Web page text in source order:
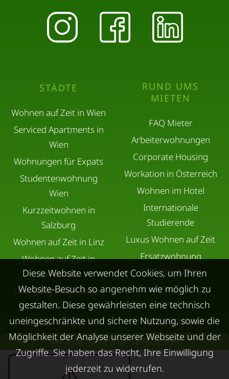
Übersicht aller Teilbeträge
STÄDTE
Wohnen auf Zeit in Wien
Serviced Apartments in
Wien
Wohnungen für Expats
Studentenwohnung
Wien
Kurzzeitwohnen in
Salzburg
Wohnen auf Zeit in Linz
Wohnen auf Zeit in
Innsbruck
Übergangswohnungen
in Graz
Wohnen auf Zeit in
Villach
Wohnen auf Zeit in Wels
Kurzzeitmiete Klagenfurt
RUND UMS
MIETEN
FAQ Mieter
Arbeiterwohnungen
Corporate Housing
Workation in Österreich
Wohnen im Hotel
Internationale
Studierende
Luxus Wohnen auf Zeit
Ersatzwohnung
Wasserschaden
Ersatzwohnung
Sanierung
Ersatzwohnung bei
Schimmel
Trennungswohnung
Filmförderung
Diese Website verwendet Cookies, um Ihren
Website-Besuch so angenehm wie möglich zu
gestalten. Diese gewährleisten eine technisch
uneingeschränkte und sichere Nutzung, sowie die
Möglichkeit der Analyse unserer Webseite und der
Zugriffe. Sie haben das Recht, Ihre Einwilligung
jederzeit zu widerrufen.